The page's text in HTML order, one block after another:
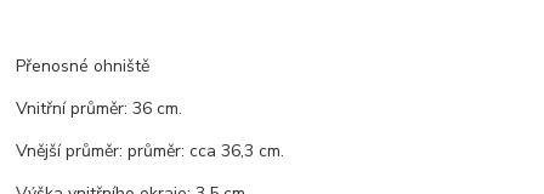
Přenosné ohniště
Vnitřní průměr: 36 cm.
Vnější průměr: průměr: cca 36,3 cm.